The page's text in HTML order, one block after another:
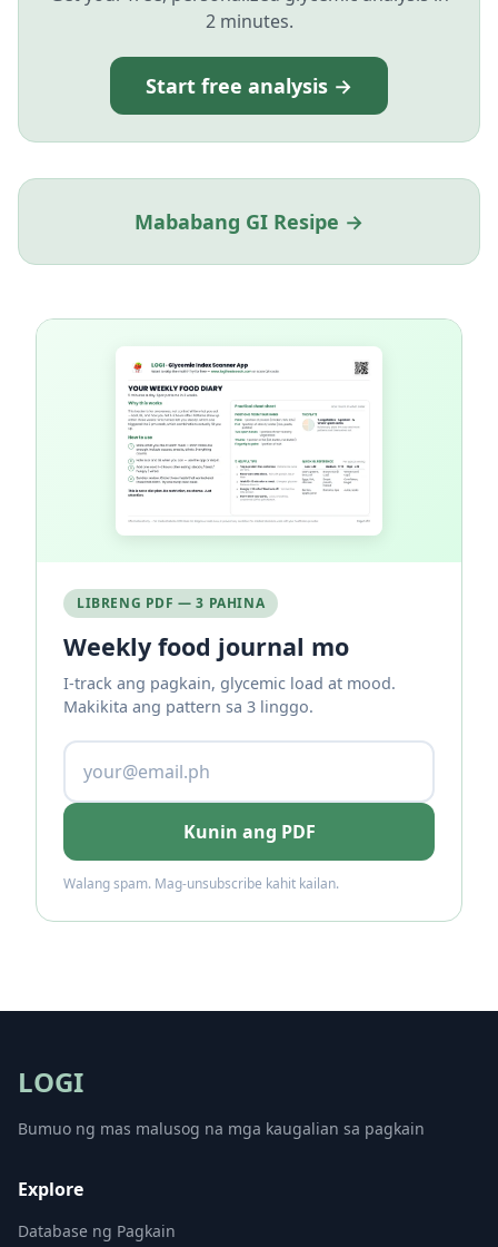
2 minutes.
Start free analysis →
Mababang GI Resipe →
LIBRENG PDF — 3 PAHINA
Weekly food journal mo
I-track ang pagkain, glycemic load at mood.
Makikita ang pattern sa 3 linggo.
Kunin ang PDF
Walang spam. Mag-unsubscribe kahit kailan.
LOGI
Bumuo ng mas malusog na mga kaugalian sa pagkain
Explore
Database ng Pagkain